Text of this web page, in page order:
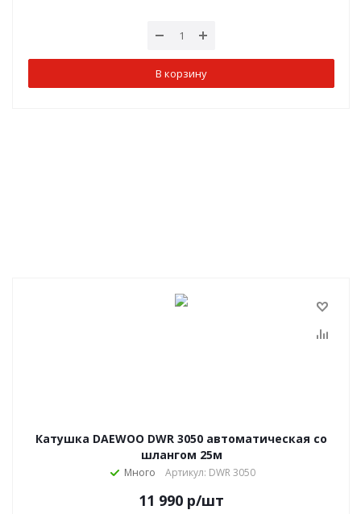
В корзину
Катушка DAEWOO DWR 3050 автоматическая со
шлангом 25м
Много Артикул: DWR 3050
11 990 р/шт